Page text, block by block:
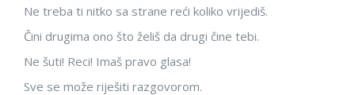
Ne treba ti nitko sa strane reći koliko vrijediš.
Čini drugima ono što želiš da drugi čine tebi.
Ne šuti! Reci! Imaš pravo glasa!
Sve se može riješiti razgovorom.